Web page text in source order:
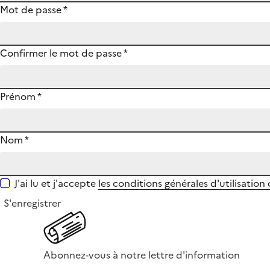
Mot de passe*
Confirmer le mot de passe*
Prénom*
Nom*
J'ai lu et j'accepte les conditions générales d'utilisation
S'enregistrer
Abonnez-vous à notre lettre d'information